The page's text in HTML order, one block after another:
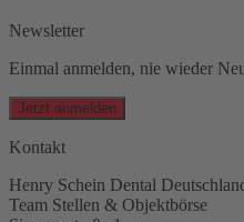
Newsletter
Einmal anmelden, nie wieder
Jetzt anmelden
Kontakt
Henry Schein Dental
Team Stellen & Objektbörse